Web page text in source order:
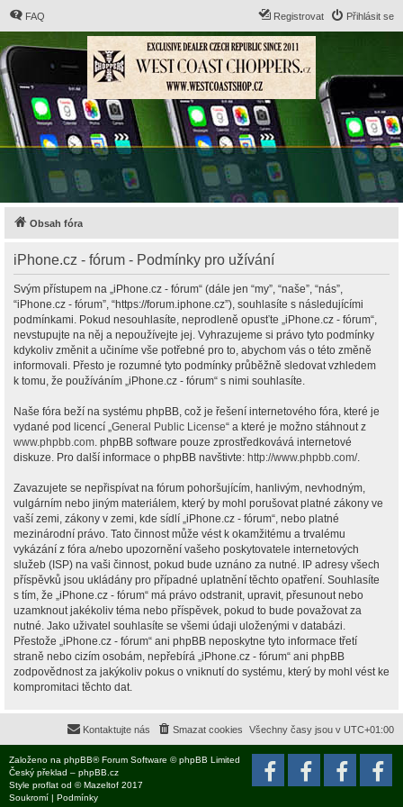
FAQ Přihlásit se
Registrovat
Obsah fóra
iPhone.cz - fórum - Podmínky pro užívání
Svým přístupem na „iPhone.cz - fórum“ (dále jen “my”, “naše”, “nás”,
“iPhone.cz - fórum”, “https://forum.iphone.cz”), souhlasíte s následujícími
podmínkami. Pokud nesouhlasíte, neprodleně opusťte „iPhone.cz - fórum“,
nevstupujte na něj a nepoužívejte jej. Vyhrazujeme si právo tyto podmínky
kdykoliv změnit a učiníme vše potřebné pro to, abychom vás o této změně
informovali. Přesto je rozumné tyto podmínky průběžně sledovat vzhledem
k tomu, že používáním „iPhone.cz - fórum“ s nimi souhlasíte.
Naše fóra beží na systému phpBB, což je řešení internetového fóra, které je
vydané pod licencí „General Public License“ a které je možno stáhnout z
www.phpbb.com. phpBB software pouze zprostředkovává internetové
diskuze. Pro další informace o phpBB navštivte: http://www.phpbb.com/.
Zavazujete se nepřispívat na fórum pohoršujícím, hanlivým, nevhodným,
vulgárním nebo jiným materiálem, který by mohl porušovat platné zákony ve
vaší zemi, zákony v zemi, kde sídlí „iPhone.cz - fórum“, nebo platné
mezinárodní právo. Tato činnost může vést k okamžitému a trvalému
vykázání z fóra a/nebo upozornění vašeho poskytovatele internetových
služeb (ISP) na vaši činnost, pokud bude uznáno za nutné. IP adresy všech
příspěvků jsou ukládány pro případné uplatnění těchto opatření. Souhlasíte
s tím, že „iPhone.cz - fórum“ má právo odstranit, upravit, přesunout nebo
uzamknout jakékoliv téma nebo příspěvek, pokud to bude považovat za
nutné. Jako uživatel souhlasíte se všemi údaji uloženými v databázi.
Přestože „iPhone.cz - fórum“ ani phpBB neposkytne tyto informace třetí
straně nebo cizím osobám, nepřebírá „iPhone.cz - fórum“ ani phpBB
zodpovědnost za jakýkoliv pokus o vniknutí do systému, který by mohl vést ke
kompromitaci těchto dat.
Všechny časy jsou v UTC+01:00
Smazat cookies
Kontaktujte nás
Založeno na phpBB® Forum Software © phpBB Limited
Český překlad – phpBB.cz
Style proflat od ©Mazeltof 2017
Soukromí | Podmínky